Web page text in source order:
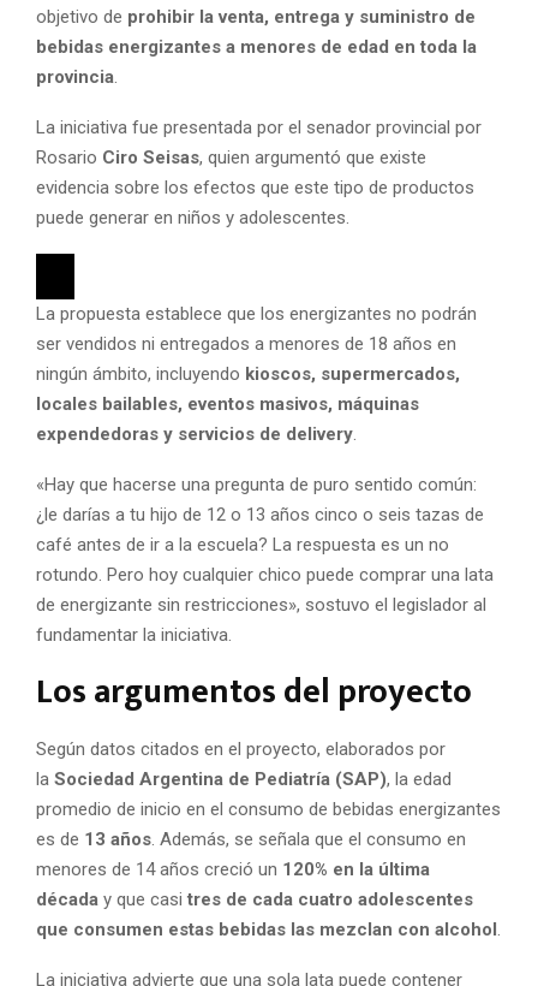
objetivo de prohibir la venta, entrega y suministro de
bebidas energizantes a menores de edad en toda la
provincia.
La iniciativa fue presentada por el senador provincial por
Rosario Ciro Seisas, quien argumentó que existe
evidencia sobre los efectos que este tipo de productos
puede generar en niños y adolescentes.
La propuesta establece que los energizantes no podrán
ser vendidos ni entregados a menores de 18 años en
ningún ámbito, incluyendo kioscos, supermercados,
locales bailables, eventos masivos, máquinas
expendedoras y servicios de delivery.
«Hay que hacerse una pregunta de puro sentido común:
¿le darías a tu hijo de 12 o 13 años cinco o seis tazas de
café antes de ir a la escuela? La respuesta es un no
rotundo. Pero hoy cualquier chico puede comprar una lata
de energizante sin restricciones», sostuvo el legislador al
fundamentar la iniciativa.
Los argumentos del proyecto
Según datos citados en el proyecto, elaborados por
la Sociedad Argentina de Pediatría (SAP), la edad
promedio de inicio en el consumo de bebidas energizantes
es de 13 años. Además, se señala que el consumo en
menores de 14 años creció un 120% en la última
década y que casi tres de cada cuatro adolescentes
que consumen estas bebidas las mezclan con alcohol.
La iniciativa advierte que una sola lata puede contener